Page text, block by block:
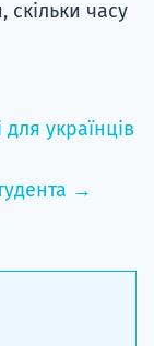
часу
українців
→